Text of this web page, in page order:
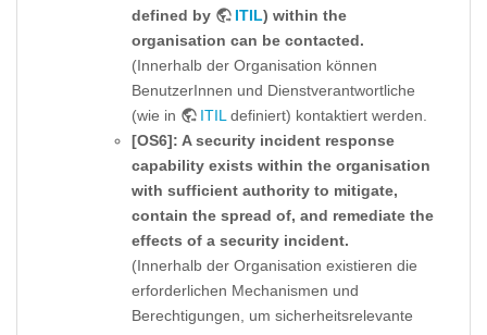
defined by
ITIL) within the
organisation can be contacted.
(Innerhalb der Organisation können
BenutzerInnen und Dienstverantwortliche
(wie in
ITIL definiert) kontaktiert werden.
[OS6]: A security incident response
capability exists within the organisation
with sufficient authority to mitigate,
contain the spread of, and remediate the
effects of a security incident.
(Innerhalb der Organisation existieren die
erforderlichen Mechanismen und
Berechtigungen, um sicherheitsrelevante